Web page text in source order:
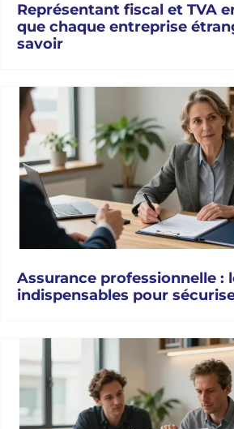
Représentant fiscal et TVA
que chaque entreprise
savoir
Assurance professionnelle :
indispensables pour